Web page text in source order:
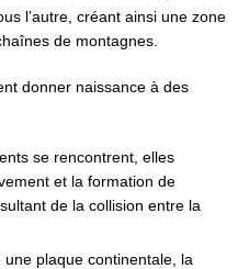
l’autre, créant ainsi une zone
de montagnes.
donner naissance à des
se rencontrent, elles
et la formation de
de la collision entre la
plaque continentale, la